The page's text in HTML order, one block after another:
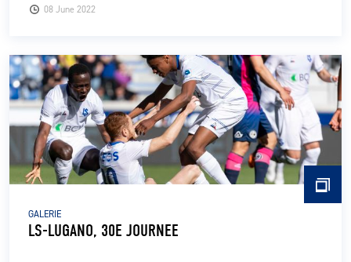
08 June 2022
GALERIE
LS-LUGANO, 30E JOURNEE